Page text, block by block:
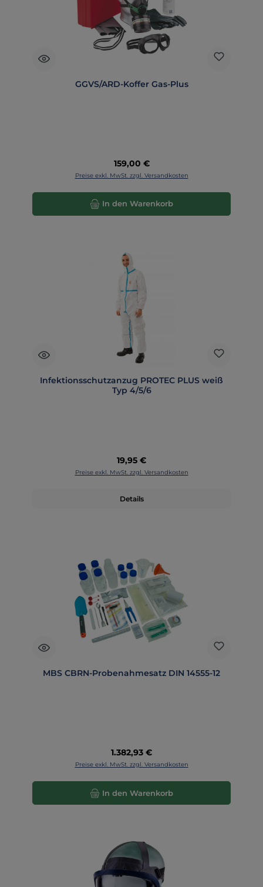
GGVS/ARD-Koffer Gas-Plus
Regulärer Preis:
159,00 €
Preise exkl. MwSt. zzgl. Versandkosten
In den Warenkorb
Infektionsschutzanzug PROTEC PLUS weiß
Typ 4/5/6
Regulärer Preis:
19,95 €
Preise exkl. MwSt. zzgl. Versandkosten
Details
MBS CBRN-Probenahmesatz DIN 14555-12
Regulärer Preis:
1.382,93 €
Preise exkl. MwSt. zzgl. Versandkosten
In den Warenkorb